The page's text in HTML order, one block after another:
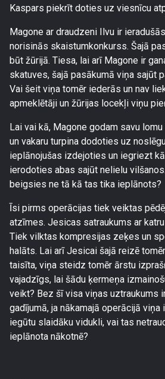
Kaspars piekrīt doties uz viesnīcu
Magone ar draudzeni Ilvu ir
norisinās skaistumkonkurss. Šajā
būt žūrijā. Tiesa, lai arī Magone ir
skatuves, šajā pasākumā viņa sajūt
Vai šeit viņa tomēr iederās un nav
apmeklētāji un žūrijas locekļi viņu
Lai vai kā, Magone godam savu
un vakaru turpina dodoties uz
ieplānojušas izdejoties un iegriezt
ierodoties abas sajūt nelielu
beigsies ne tā kā tas tika ieplānots?
Īsi pirms operācijas tiek veiktas
atzīmes. Jesicas satraukums ar
Tiek vilktas kompresijas zeķes un
halāts. Lai arī Jesicai šajā reizē
taisīta, viņa steidz tomēr ārstu
vajadzīgs, lai šādu ķermeņa
veikt? Bez šī visa viņas uztraukums
gadījumā, ja nākamajā operācijā viņa
iegūtu slaidāku vidukli, vai tas
ieplānota nākotnē?